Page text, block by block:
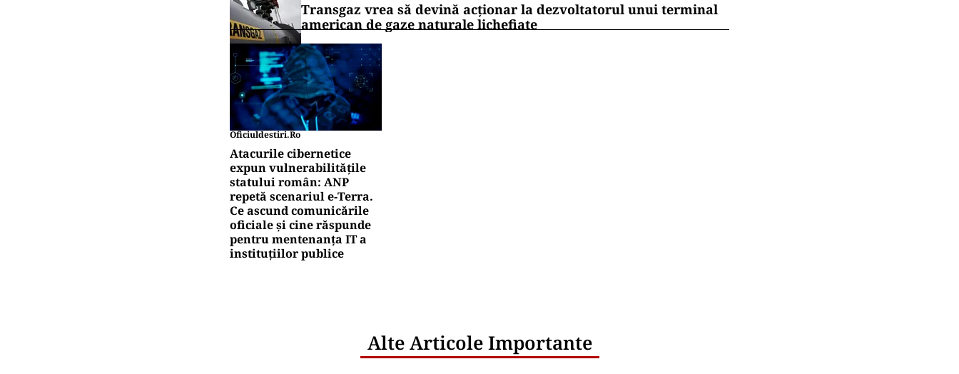
Transgaz vrea să devină acționar la dezvoltatorul unui terminal
american de gaze naturale lichefiate
Oficiuldestiri.ro
Atacurile cibernetice
expun vulnerabilitățile
statului român: ANP
repetă scenariul e‑Terra.
Ce ascund comunicările
oficiale și cine răspunde
pentru mentenanța IT a
instituțiilor publice
Alte Articole Importante